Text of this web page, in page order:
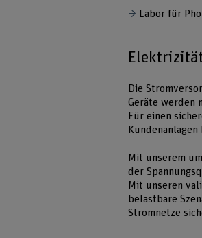
Labor für
Die
Geräte werden
Für einen
Mit unserem
der
Mit unseren
belastbare
Stromnetze